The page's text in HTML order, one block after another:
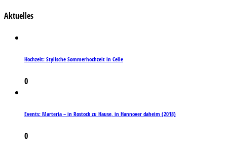
Aktuelles
Hochzeit: Stylische Sommerhochzeit in Celle
0
Events: Marteria – in Rostock zu Hause, in Hannover daheim (2018)
0